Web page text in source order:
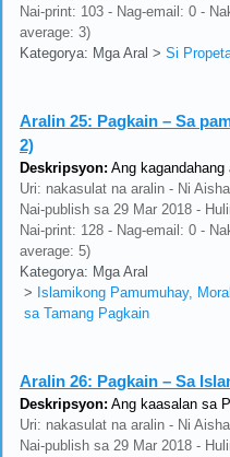
Nai-print: 103 - Nag-email: 0 -
average: 3)
Kategorya: Mga Aral > Si
Aralin 25: Pagkain – Sa
2)
Deskripsyon: Ang
Uri: nakasulat na aralin - Ni
Nai-publish sa 29 Mar 2018 -
Nai-print: 128 - Nag-email: 0 -
average: 5)
Kategorya: Mga Aral
> Islamikong Pamumuhay,
sa Tamang Pagkain
Aralin 26: Pagkain – Sa
Deskripsyon: Ang kaasalan sa
Uri: nakasulat na aralin - Ni
Nai-publish sa 29 Mar 2018 -